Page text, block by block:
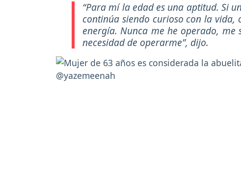
“Para mí la edad es una aptitud. Si
continúa siendo curioso con la
energía. Nunca me he operado,
necesidad de operarme”, dijo.